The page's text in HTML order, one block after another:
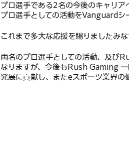
プロ選手である2名の今後のキャリ
プロ選手としての活動をVanguardシ
これまで多大な応援を賜りましたみ
両名のプロ選手としての活動、及び
なりますが、今後もRush Gaming
発展に貢献し、またeスポーツ業界の